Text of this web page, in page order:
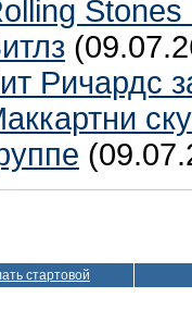
Stones
Ричардс
стартовой